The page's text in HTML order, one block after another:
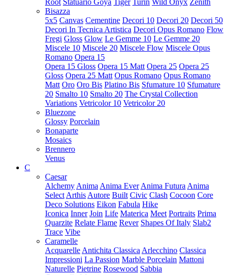
Root Statuario Goya Tiger Turin Wild Onyx Zenith
Bisazza
5x5 Canvas Cementine Decori 10 Decori 20 Decori 50
Decori In Tecnica Artistica Decori Opus Romano Flow
Fregi Gloss Glow Le Gemme 10 Le Gemme 20
Miscele 10 Miscele 20 Miscele Flow Miscele Opus
Romano Opera 15
Opera 15 Gloss Opera 15 Matt Opera 25 Opera 25
Gloss Opera 25 Matt Opus Romano Opus Romano
Matt Oro Oro Bis Platino Bis Sfumature 10 Sfumature
20 Smalto 10 Smalto 20 The Crystal Collection
Variations Vetricolor 10 Vetricolor 20
Bluezone
Glossy Porcelain
Bonaparte
Mosaics
Brennero
Venus
C
Caesar
Alchemy Anima Anima Ever Anima Futura Anima
Select Arthis Autore Built Civic Clash Cocoon Core
Deco Solutions Eikon Fabula Hike
Iconica Inner Join Life Materica Meet Portraits Prima
Quarzite Relate Flame Rever Shapes Of Italy Slab2
Trace Vibe
Caramelle
Acquarelle Antichita Classica Arlecchino Classica
Impressioni La Passion Marble Porcelain Mattoni
Naturelle Pietrine Rosewood Sabbia